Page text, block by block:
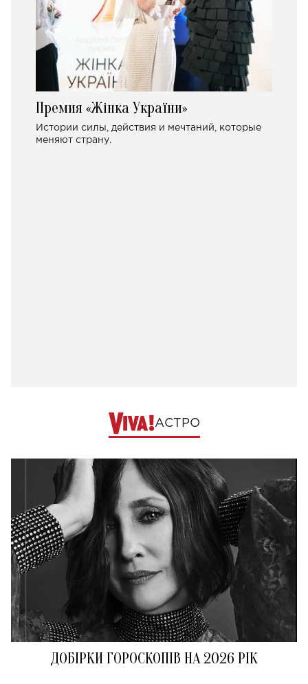
Премия «Жінка України»
Истории силы, действия и мечтаний, которые
меняют страну.
АСТРО
ДОБІРКИ ГОРОСКОПІВ НА 2026 РІК